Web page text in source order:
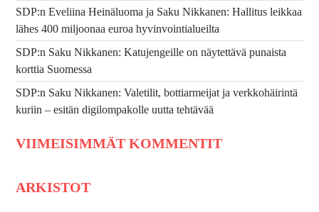
SDP:n Eveliina Heinäluoma ja Saku Nikkanen: Hallitus leikkaa
lähes 400 miljoonaa euroa hyvinvointialueilta
SDP:n Saku Nikkanen: Katujengeille on näytettävä punaista
korttia Suomessa
SDP:n Saku Nikkanen: Valetilit, bottiarmeijat ja verkkohäirintä
kuriin – esitän digilompakolle uutta tehtävää
VIIMEISIMMÄT KOMMENTIT
ARKISTOT